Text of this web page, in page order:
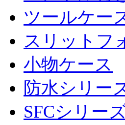
ツールケー
スリットフ
小物ケース
防水シリー
SFCシリー